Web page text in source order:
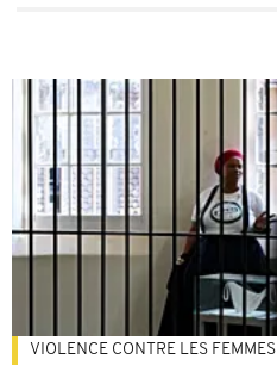
VIOLENCE CONTRE LES FEMMES